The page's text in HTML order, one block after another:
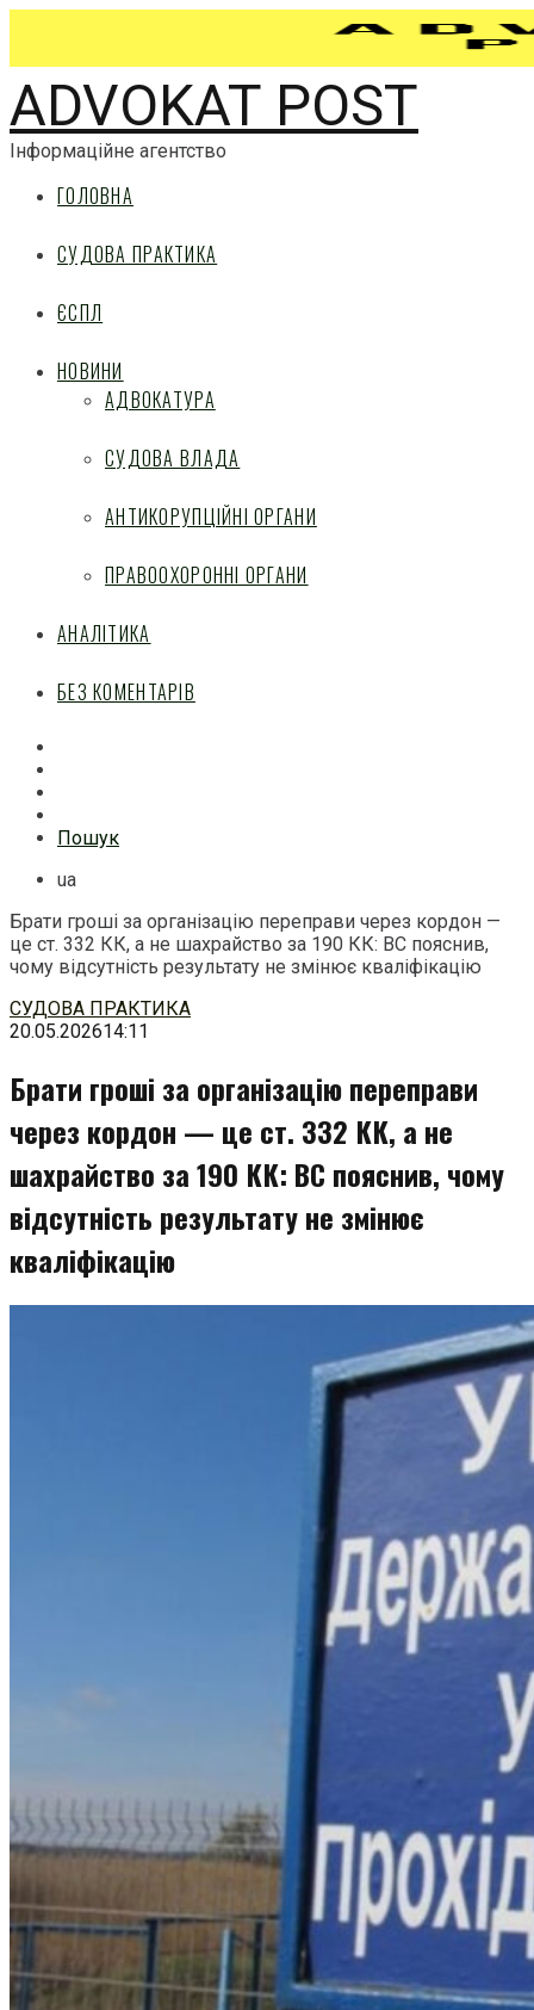
ADVOKAT POST
Інформаційне агентство
ГОЛОВНА
СУДОВА ПРАКТИКА
ЄСПЛ
НОВИНИ
АДВОКАТУРА
СУДОВА ВЛАДА
АНТИКОРУПЦІЙНІ ОРГАНИ
ПРАВООХОРОННІ ОРГАНИ
АНАЛІТИКА
БЕЗ КОМЕНТАРІВ
Пошук
ua
Брати гроші за організацію переправи через кордон —
це ст. 332 КК, а не шахрайство за 190 КК: ВС пояснив,
чому відсутність результату не змінює кваліфікацію
Перейти
до
СУДОВА ПРАКТИКА
20.05.202614:11
Брати гроші за організацію переправи
через кордон — це ст. 332 КК, а не
шахрайство за 190 КК: ВС пояснив, чому
відсутність результату не змінює
кваліфікацію